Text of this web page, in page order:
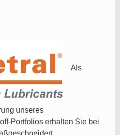
Als
unseres
Portfolios erhalten Sie bei